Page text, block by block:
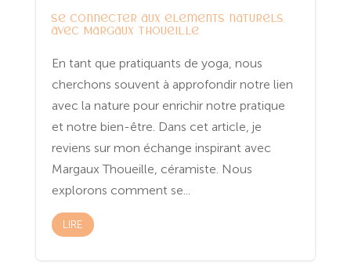
Se connecter aux éléments naturels,
avec Margaux Thoueille
En tant que pratiquants de yoga, nous
cherchons souvent à approfondir notre lien
avec la nature pour enrichir notre pratique
et notre bien-être. Dans cet article, je
reviens sur mon échange inspirant avec
Margaux Thoueille, céramiste. Nous
explorons comment se...
LIRE